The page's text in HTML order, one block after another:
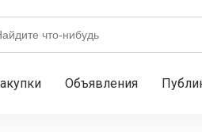
Объявления